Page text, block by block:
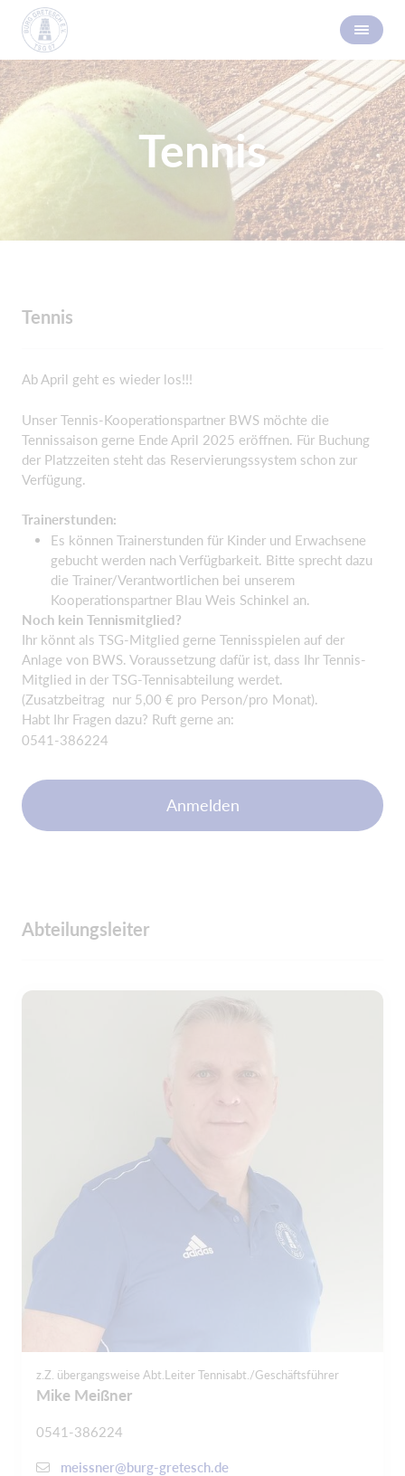
Tennis
Tennis
Ab April geht es wieder los!!!
Unser Tennis-Kooperationspartner BWS möchte die
Tennissaison gerne Ende April 2025 eröffnen. Für Buchung
der Platzzeiten steht das Reservierungssystem schon zur
Verfügung.
Trainerstunden:
Es können Trainerstunden für Kinder und Erwachsene
gebucht werden nach Verfügbarkeit. Bitte sprecht dazu
die Trainer/Verantwortlichen bei unserem
Kooperationspartner Blau Weis Schinkel an.
Noch kein Tennismitglied?
Ihr könnt als TSG-Mitglied gerne Tennisspielen auf der
Anlage von BWS. Voraussetzung dafür ist, dass Ihr Tennis-
Mitglied in der TSG-Tennisabteilung werdet.
(Zusatzbeitrag nur 5,00 € pro Person/pro Monat).
Habt Ihr Fragen dazu? Ruft gerne an:
0541-386224
Anmelden
Abteilungsleiter
z.Z. übergangsweise Abt.Leiter Tennisabt./Geschäftsführer
Mike Meißner
0541-386224
meissner@burg-gretesch.de